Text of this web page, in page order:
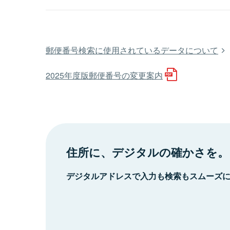
郵便番号検索に使用されているデータについて
2025年度版郵便番号の変更案内
住所に、デジタルの確かさを。
デジタルアドレスで入力も検索もスムーズ